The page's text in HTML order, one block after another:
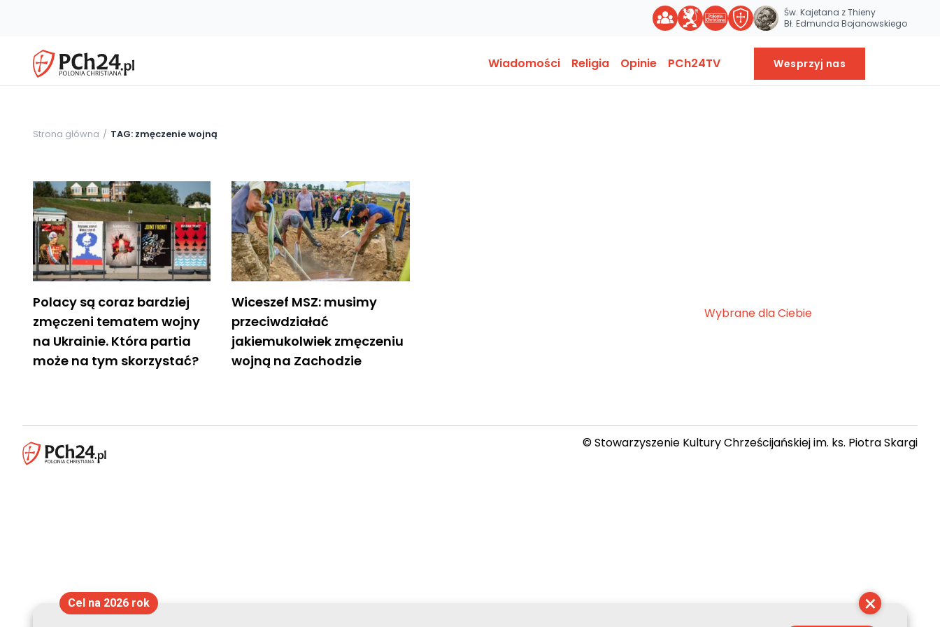
Św. Kajetana z Thieny
Bł. Edmunda Bojanowskiego
Wiadomości Religia Opinie PCh24TV Wesprzyj nas
Strona główna TAG: zmęczenie wojną
Polacy są coraz bardziej
zmęczeni tematem wojny
na Ukrainie. Która partia
może na tym skorzystać?
Wiceszef MSZ: musimy
przeciwdziałać
jakiemukolwiek zmęczeniu
wojną na Zachodzie
Wybrane dla Ciebie
© Stowarzyszenie Kultury Chrześcijańskiej im. ks. Piotra Skargi
×
Cel na 2026 rok